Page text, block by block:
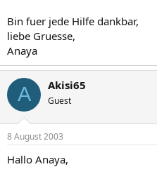
Bin fuer jede Hilfe dankbar,
liebe Gruesse,
Anaya
A Akisi65
Guest
8 August 2003
Hallo Anaya,